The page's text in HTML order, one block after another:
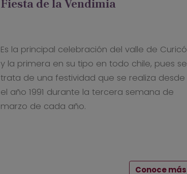
Fiesta de la Vendimia
Es la principal celebración del valle de Curicó
y la primera en su tipo en todo chile, pues se
trata de una festividad que se realiza desde
el año 1991 durante la tercera semana de
marzo de cada año.
Conoce más